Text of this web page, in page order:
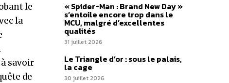
le
la
savoir
de
« Spider-Man : Brand New Day »
s’entoile encore trop dans le
MCU, malgré d’excellentes
qualités
31 juillet 2026
Le Triangle d’or : sous le palais,
la cage
30 juillet 2026